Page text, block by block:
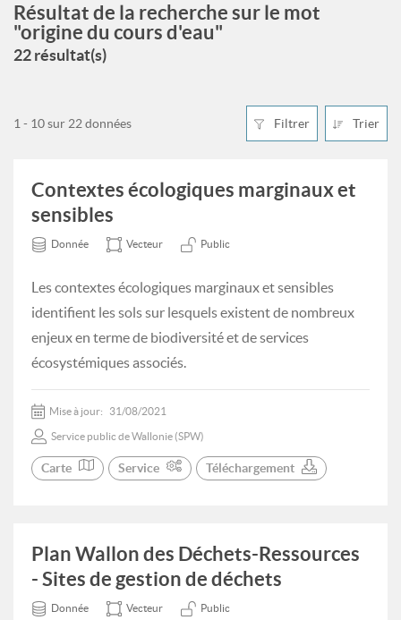
Résultat de la recherche sur le mot
"origine du cours d'eau"
22 résultat(s)
Filtrer Trier
1 - 10 sur 22 données
Contextes écologiques marginaux et
sensibles
Donnée Vecteur Public
Les contextes écologiques marginaux et sensibles
identifient les sols sur lesquels existent de nombreux
enjeux en terme de biodiversité et de services
écosystémiques associés.
Mise à jour: 31/08/2021
Service public de Wallonie (SPW)
Carte Service Téléchargement
Plan Wallon des Déchets-Ressources
- Sites de gestion de déchets
Donnée Vecteur Public